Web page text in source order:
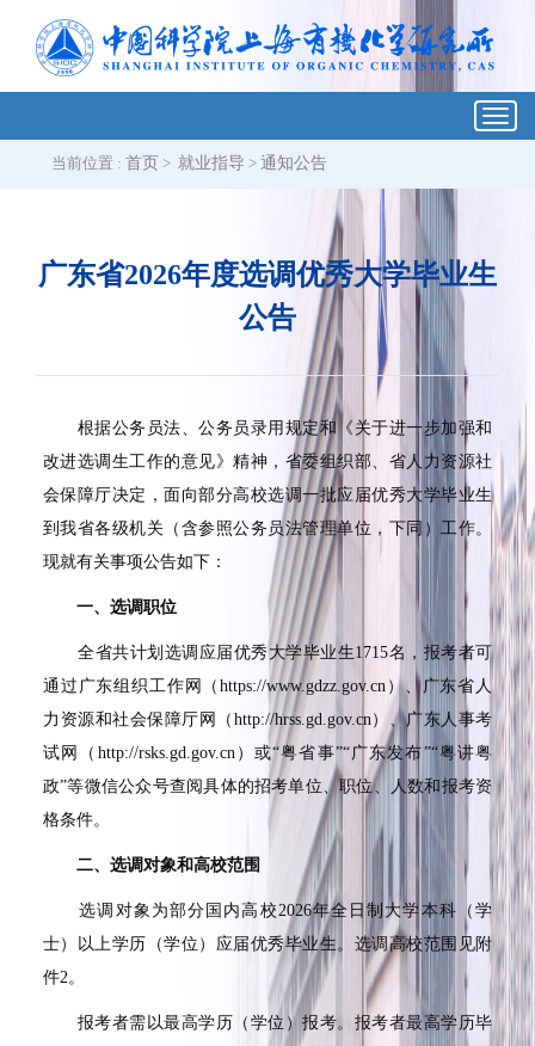
当前位置 : 首页 > 就业指导 > 通知公告
广东省2026年度选调优秀大学毕业生
公告
根据公务员法、公务员录用规定和《关于进一步加强和
改进选调生工作的意见》精神，省委组织部、省人力资源社
会保障厅决定，面向部分高校选调一批应届优秀大学毕业生
到我省各级机关（含参照公务员法管理单位，下同）工作。
现就有关事项公告如下：
一、选调职位
全省共计划选调应届优秀大学毕业生1715名，报考者可
通过广东组织工作网（https://www.gdzz.gov.cn ）、广东省人
力资源和社会保障厅网（ http://hrss.gd.gov.cn）、广东人事考
试网（ http://rsks.gd.gov.cn）或“粤省事”“广东发布”“粤讲粤
政”等微信公众号查阅具体的招考单位、职位、人数和报考资
格条件。
二、选调对象和高校范围
选调对象为部分国内高校2026年全日制大学本科（学
士）以上学历（学位）应届优秀毕业生。选调高校范围见附
件2。
报考者需以最高学历（学位）报考。报考者最高学历毕